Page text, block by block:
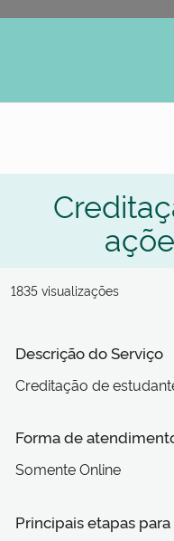
1835 visualizações
Descrição do Serviço
Creditação de
Forma de
Somente Online
Principais etapas